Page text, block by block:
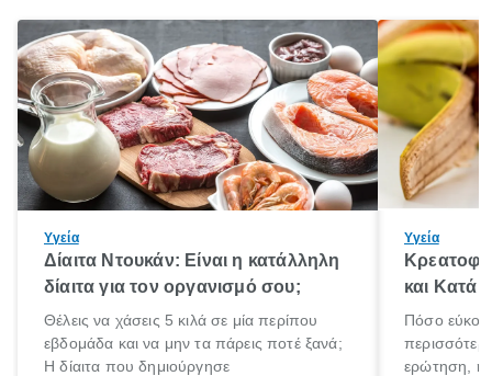
Υγεία
Δίαιτα Ντουκάν: Είναι η κατάλληλη
δίαιτα για τον οργανισμό σου;
Θέλεις να χάσεις 5 κιλά σε μία περίπου
εβδομάδα και να μην τα πάρεις ποτέ ξανά;
Η δίαιτα που δημιούργησε
Υγεία
και Κατά
Πόσο
ερώτηση, η